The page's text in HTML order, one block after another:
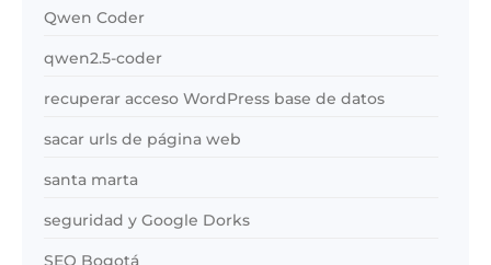
Qwen Coder
qwen2.5-coder
recuperar acceso WordPress base de datos
sacar urls de página web
santa marta
seguridad y Google Dorks
SEO Bogotá